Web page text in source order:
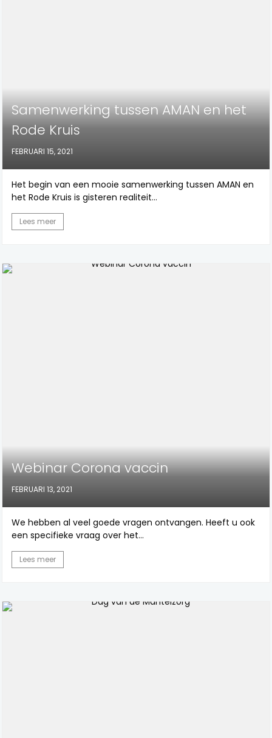
Samenwerking tussen AMAN en het
Rode Kruis
FEBRUARI 15, 2021
Het begin van een mooie samenwerking tussen AMAN en
het Rode Kruis is gisteren realiteit...
Lees meer
Webinar Corona vaccin
FEBRUARI 13, 2021
We hebben al veel goede vragen ontvangen. Heeft u ook
een specifieke vraag over het...
Lees meer